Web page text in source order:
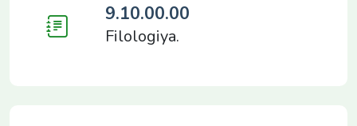
9.10.00.00
Filologiya.